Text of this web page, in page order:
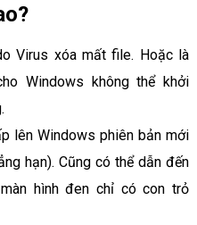
Virus xóa mất file. Hoặc là
Windows không thể khởi
lên Windows phiên bản mới
hạn). Cũng có thể dẫn đến
hình đen chỉ có con trỏ